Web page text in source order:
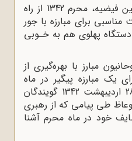
بعد از چهلــم فاجعه خونین فیضیه، محرم 1342 از راه
برای مبارزه با جور
پهلوی هم به‌ خـوبی
مبارز با بهره‌گیری از
یک مبارزه پیگیر در ماه
محرم آماده می‌شدند. روز 28 اردیبهشت 1342 گویندگان
طی پیامی که از رهبری
خود در ماه محرم آشنا